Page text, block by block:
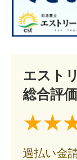
エスト
総合評価
過払い金